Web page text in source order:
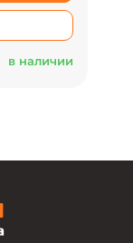
в наличии